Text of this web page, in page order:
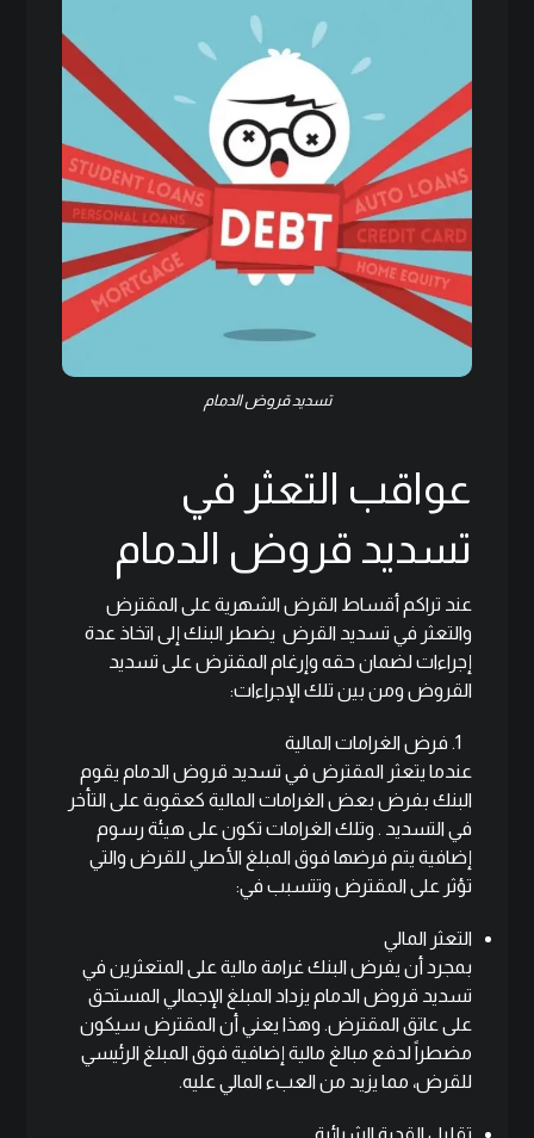
تسديد قروض الدمام
عواقب التعثر في
تسديد قروض الدمام
عند تراكم أقساط القرض الشهرية على المقترض
والتعثر في تسديد القرض يضطر البنك إلى اتخاذ عدة
إجراءات لضمان حقه وإرغام المقترض على تسديد
القروض ومن بين تلك الإجراءات:
فرض الغرامات المالية
عندما يتعثر المقترض في تسديد قروض الدمام يقوم
البنك بفرض بعض الغرامات المالية كعقوبة على التأخر
في التسديد . وتلك الغرامات تكون على هيئة رسوم
إضافية يتم فرضها فوق المبلغ الأصلي للقرض والتي
تؤثر على المقترض وتتسبب في:
التعثر المالي
بمجرد أن يفرض البنك غرامة مالية على المتعثرين في
تسديد قروض الدمام يزداد المبلغ الإجمالي المستحق
على عاتق المقترض. وهذا يعني أن المقترض سيكون
مضطراً لدفع مبالغ مالية إضافية فوق المبلغ الرئيسي
للقرض، مما يزيد من العبء المالي عليه.
تقليل القدرة الشرائية